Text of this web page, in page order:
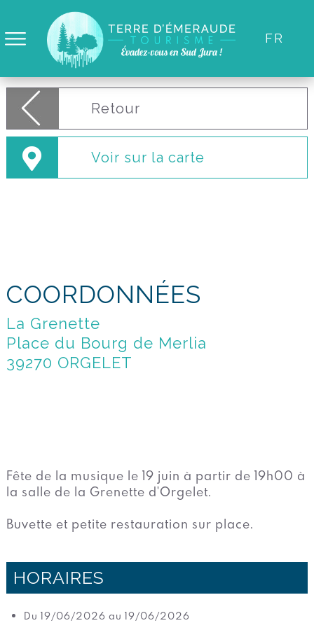
FR
FÊTE DE LA
MUSIQUE
Retour
Voir sur la carte
COORDONNÉES
La Grenette
Place du Bourg de Merlia
39270 ORGELET
Fête de la musique le 19 juin à partir de 19h00 à
la salle de la Grenette d'Orgelet.
Buvette et petite restauration sur place.
HORAIRES
Du 19/06/2026 au 19/06/2026
Panneau de gestion des cookies